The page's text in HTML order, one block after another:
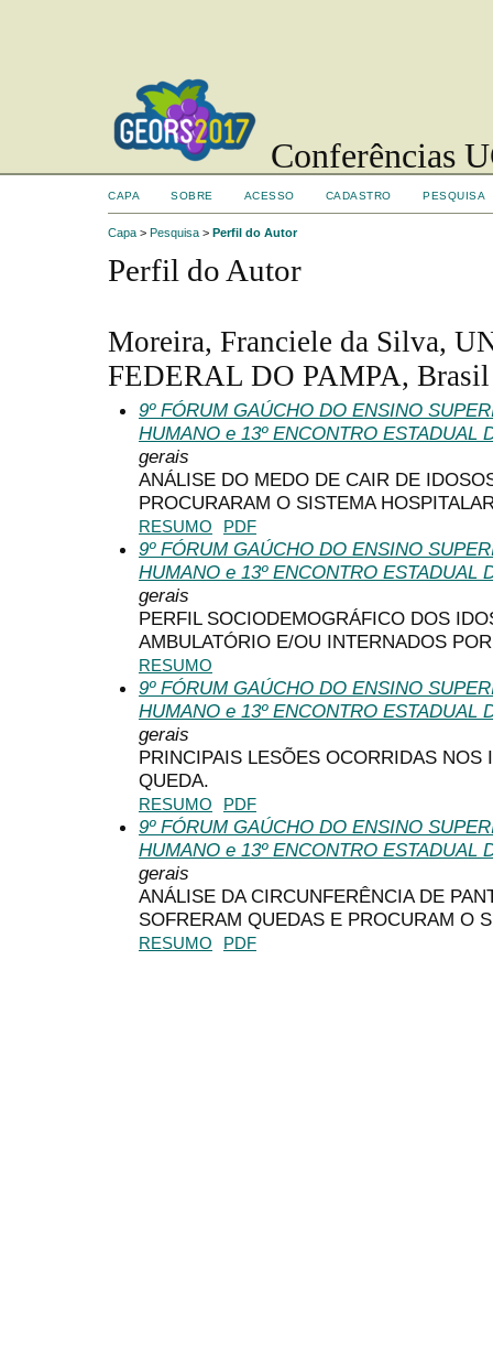
Conferências
CAPA SOBRE ACESSO CADASTRO PESQUISA
Capa > Pesquisa > Perfil do Autor
Perfil do Autor
Moreira, Franciele da Silva,
FEDERAL DO PAMPA, Brasil
9º FÓRUM GAÚCHO DO ENSINO
HUMANO e 13º ENCONTRO ESTADUAL
gerais
ANÁLISE DO MEDO DE CAIR DE
PROCURARAM O SISTEMA
RESUMO PDF
9º FÓRUM GAÚCHO DO ENSINO
HUMANO e 13º ENCONTRO ESTADUAL
gerais
PERFIL SOCIODEMOGRÁFICO DOS
AMBULATÓRIO E/OU INTERNADOS
RESUMO
9º FÓRUM GAÚCHO DO ENSINO
HUMANO e 13º ENCONTRO ESTADUAL
gerais
PRINCIPAIS LESÕES OCORRIDAS NOS
QUEDA.
RESUMO PDF
9º FÓRUM GAÚCHO DO ENSINO
HUMANO e 13º ENCONTRO ESTADUAL
gerais
ANÁLISE DA CIRCUNFERÊNCIA DE
SOFRERAM QUEDAS E PROCURAM O
RESUMO PDF